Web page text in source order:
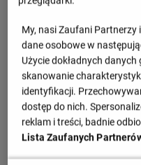
My, nasi Zaufani
dane osobowe w
Użycie dokładnych
skanowanie
identyfikacji.
dostęp do nich.
reklam i treści,
Lista Zaufanych